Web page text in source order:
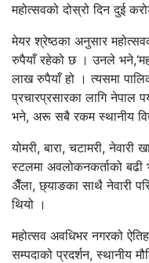
महोत्सवको दोस्रो दिन दुई
मेयर श्रेष्ठका अनुसार
रुपैयाँ रहेको छ । उनले
लाख रुपैयाँ हो । त्यसमा
प्रचारप्रसारका लागि नेपाल
भने, अरू सबै रकम स्थानीय
योमरी, बारा, चटामरी, नेवारी
स्टलमा अवलोकनकर्ताको बढी
अ‍ैँला, छ्याङका साथै नेवारी
थियो ।
महोत्सव अवधिभर नगरको
सम्पदाको प्रदर्शन, स्थानीय